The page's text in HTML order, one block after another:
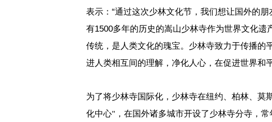
表示：“通过这次少林文化节，我们想让国外的
有1500多年的历史的嵩山少林寺作为世界文化
传统，是人类文化的瑰宝。少林寺致力于传播的
进人类相互间的理解，净化人心，在促进世界和
为了将少林寺国际化，少林寺在纽约、柏林、莫
化中心" ，在国外诸多城市开设了少林寺分寺，